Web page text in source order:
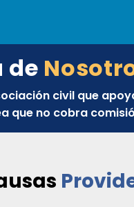
de
civil que
que no cobra